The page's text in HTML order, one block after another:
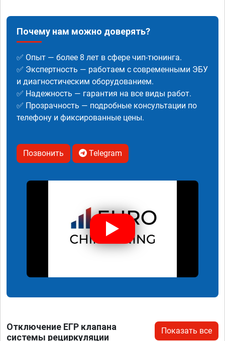
Почему нам можно доверять?
✅ Опыт — более 8 лет в сфере чип-тюнинга.
✅ Экспертность — работаем с современными ЭБУ
и диагностическим оборудованием.
✅ Надежность — гарантия на все виды работ.
✅ Прозрачность — подробные консультации по
телефону и фиксированные цены.
Позвонить Telegram
Отключение ЕГР клапана
системы рециркуляции
Показать все